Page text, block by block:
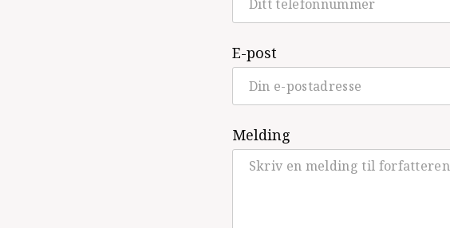
Hva er nedi der?(Cappelen
Et brevs reise
Vi flyr sørover(Cappelen
Skynd deg lille bille!
The Fisherman and the
E-post
Melding